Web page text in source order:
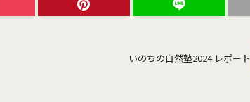
いのちの自然塾2024 レポート